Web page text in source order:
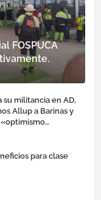
FOSPUCA
su militancia en AD,
Allup a Barinas y
para clase